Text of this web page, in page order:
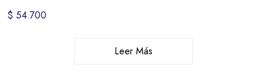
$ 54.700
Leer Más